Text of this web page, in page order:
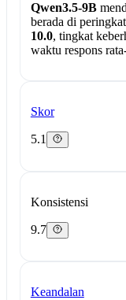
Qwen3.5-9B
berada di peringkat
10.0, tingkat
waktu respons
Skor
5.1
Konsistensi
9.7
Keandalan